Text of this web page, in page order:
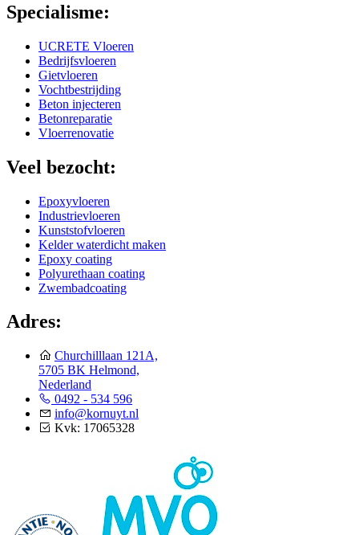
Specialisme:
UCRETE Vloeren
Bedrijfsvloeren
Gietvloeren
Vochtbestrijding
Beton injecteren
Betonreparatie
Vloerrenovatie
Veel bezocht:
Epoxyvloeren
Industrievloeren
Kunststofvloeren
Kelder waterdicht maken
Epoxy coating
Polyurethaan coating
Zwembadcoating
Adres:
Churchilllaan 121A,
5705 BK Helmond,
Nederland
0492 - 534 596
info@kornuyt.nl
Kvk: 17065328